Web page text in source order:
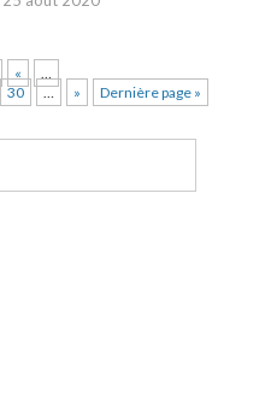
«
…
30 … » Dernière page »